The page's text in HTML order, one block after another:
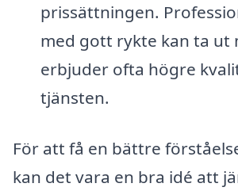
prissättningen.
med gott rykte kan ta ut
erbjuder ofta högre
tjänsten.
För att få en bättre
kan det vara en bra idé att